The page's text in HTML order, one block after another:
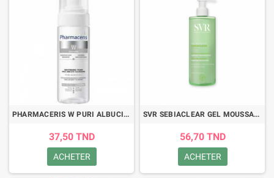
PHARMACERIS W PURI ALBUCIN MOUSSE NETTOYANTE ECLAIRCISSANTE 150ML
37,50 TND
ACHETER
SVR SEBIACLEAR GEL MOUSSANT 400ML
56,70 TND
ACHETER